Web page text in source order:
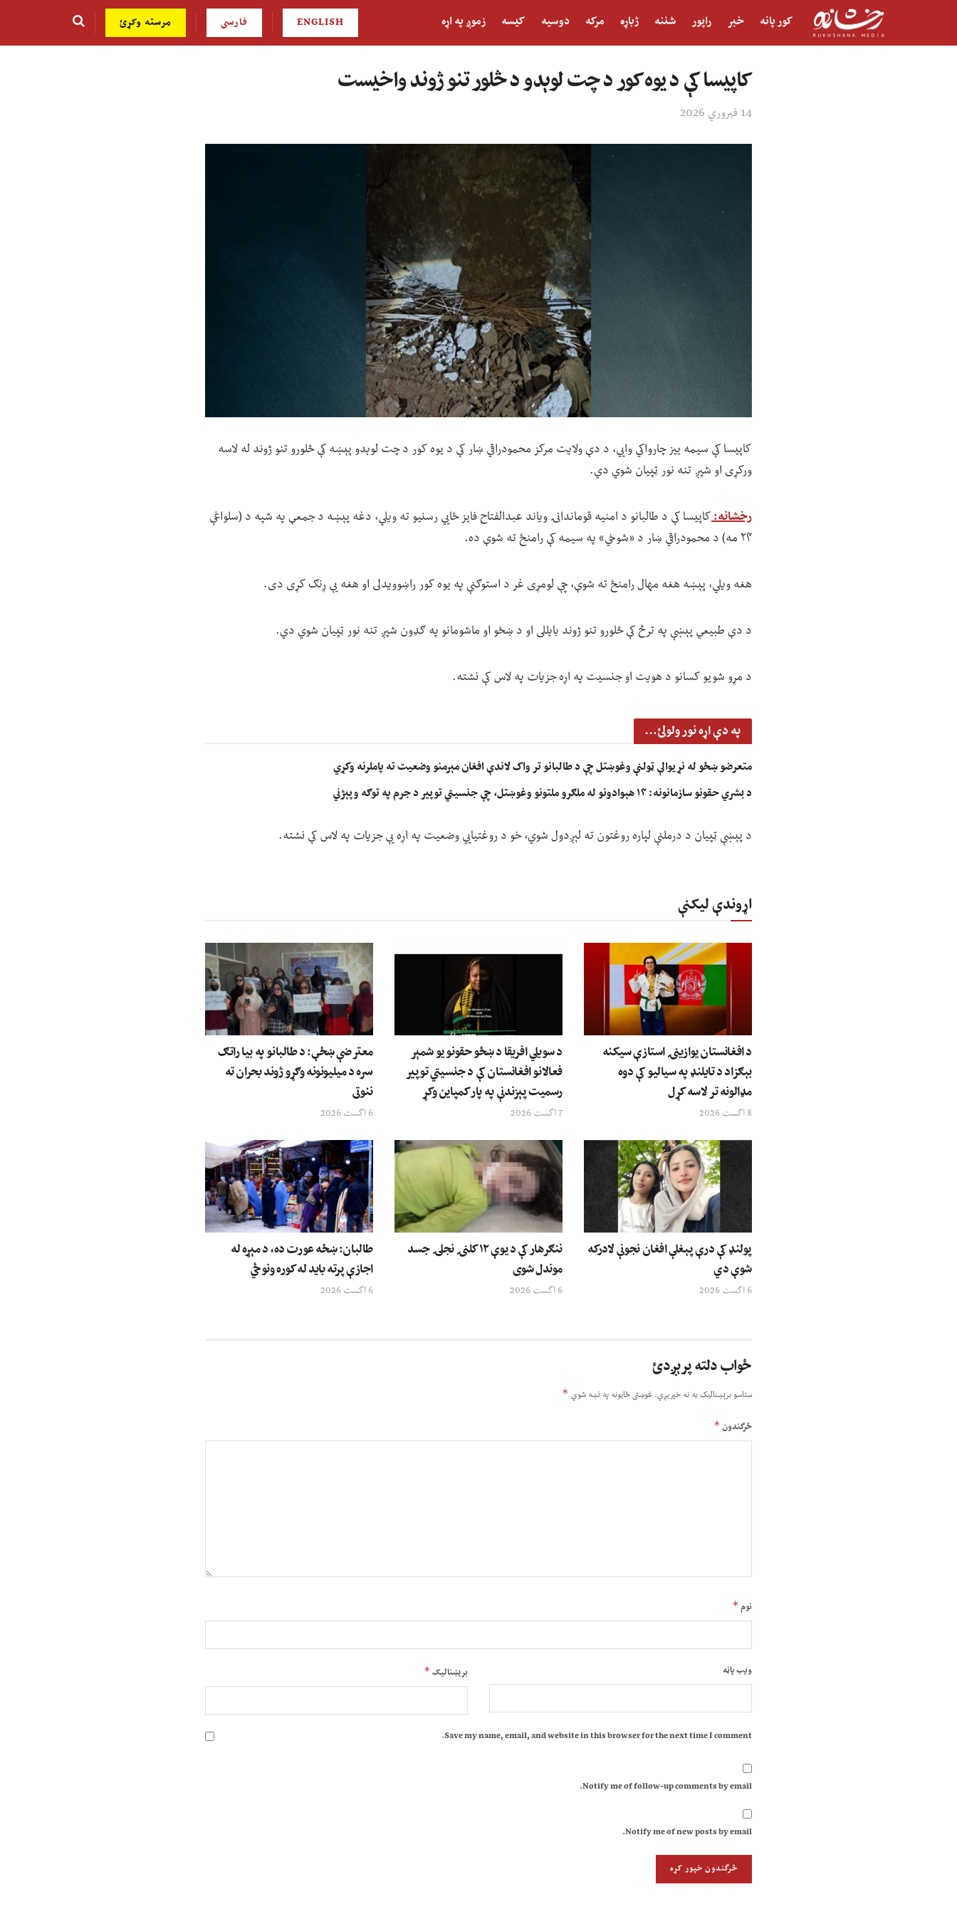
کور پانه خبر راپور شننه ژباړه مرکه دوسیه کیسه زموږ په اړه ENGLISH فارسی مرسته وکړئ
کاپیسا کې د یوه کور د چت لوېدو د څلور تنو ژوند واخیست
14 فبروري 2026
کاپیسا کې سیمه ییز چارواکي وايي، د دې ولایت مرکز محمودراقي ښار کې د یوه کور د چت لوېدو پېښه کې څلورو تنو ژوند له لاسه
ورکړی او شپږ تنه نور ټپيان شوي دي.
رخشانه:کاپیسا کې د طالبانو د امنیه قوماندانۍ ویاند عبدالفتاح فایز ځايي رسنیو ته ویلي، دغه پېښه د جمعې په شپه د (سلواغې
۲۴ مه) د محمودراقي ښار د «شوخي» په سیمه کې رامنځ ته شوې ده.
هغه ویلي، پېښه هغه مهال رامنځ ته شوې، چې لومړی غر د استوګنې په یوه کور راښوویدلی او هغه یې ړنګ کړی دی.
د دې طبیعي پېښې په ترڅ کې څلورو تنو ژوند بایللی او د ښځو او ماشومانو په ګډون شپږ تنه نور ټپیان شوي دي.
د مړو شویو کسانو د هویت او جنسیت په اړه جزیات په لاس کې نشته.
په دې اړه نور ولولئ...
متعرضو ښځو له نړیوالې ټولنې وغوښتل چې د طالبانو تر واک لاندې افغان مېرمنو وضعیت ته پاملرنه وکړي
د بشري حقونو سازمانونه: ۱۴ هېوادونو له ملګرو ملتونو وغوښتل، چې جنسیتي توپير د جرم په توګه وپېژني
د پېښې ټپیان د درملنې لپاره روغتون ته لېږدول شوي، خو د روغتیايي وضعیت په اړه یې جزیات په لاس کې نشته.
اړوندې لیکنې
د افغانستان یوازینۍ استازې سیکنه
بېګزاد د تایلنډ په سیالیو کې دوه
مډالونه تر لاسه کړل
8 اگست 2026
د سویلي افریقا د ښځو حقونو یو شمېر
فعالانو افغانستان کې د جنسیتي توپیر
رسمیت پېزندنې په پار کمپاین وکړ
7 اگست 2026
معترضې ښځې: د طالبانو په بیا راتګ
سره د میلیونونه وګړو ژوند بحران ته
ننوتی
6 اگست 2026
پولنډ کې درې پېغلې افغان نجونې لادرکه
شوې دي
6 اگست 2026
ننګرهار کې د یوې ۱۲ کلنۍ نجلۍ جسد
موندل شوی
6 اگست 2026
طالبان: ښځه عورت ده، د مېړه له
اجازې پرته باید له کوره ونوځي
6 اگست 2026
ځواب دلته پرېږدئ
ستاسو برېښناليک به نه خپريږي.غوښتى ځایونه په نښه شوي *
څرگندون*
نوم*
بریښنالیک* ویب پاڼه
Save my name, email, and website in this browser for the next time I comment.
Notify me of follow-up comments by email.
Notify me of new posts by email.